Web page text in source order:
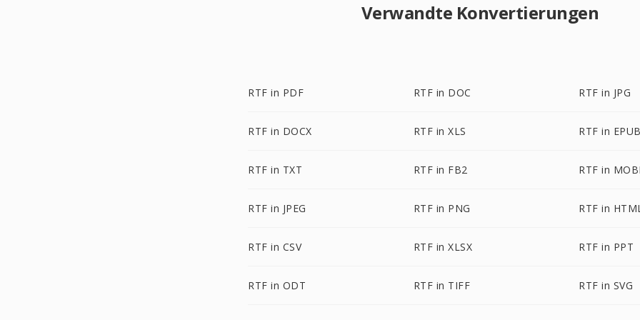
Verwandte Konvertierungen
RTF in PDF RTF in DOC RTF in JPG
RTF in DOCX RTF in XLS RTF in EPUB
RTF in TXT RTF in FB2 RTF in MOBI
RTF in JPEG RTF in PNG RTF in
RTF in CSV RTF in XLSX RTF in PPT
RTF in ODT RTF in TIFF RTF in SVG